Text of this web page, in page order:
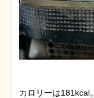
カロリーは181kcal。